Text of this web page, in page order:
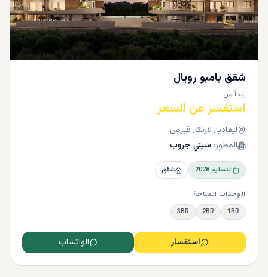
شقق بامبو رويال
يبدأ من
استفسر عن السعر
ليفاديا, لارنكا, قبرص
المطور: سيتي جروب
التسليم2028 شقق
الوحدات المتاحة
1BR
2BR
3BR
استفسار الواتساب